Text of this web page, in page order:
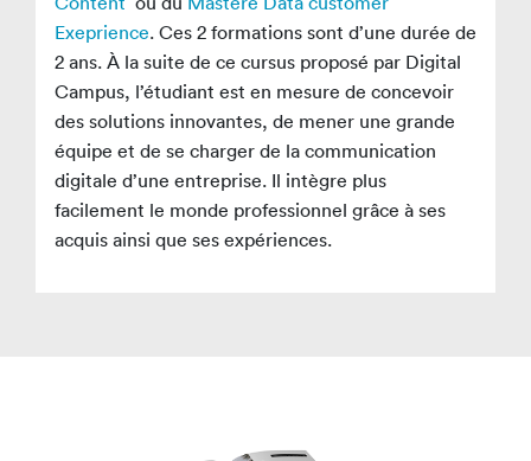
Exeprience. Ces 2 formations sont d’une durée de
2 ans. À la suite de ce cursus proposé par Digital
Campus, l’étudiant est en mesure de concevoir
des solutions innovantes, de mener une grande
équipe et de se charger de la communication
digitale d’une entreprise. Il intègre plus
facilement le monde professionnel grâce à ses
acquis ainsi que ses expériences.